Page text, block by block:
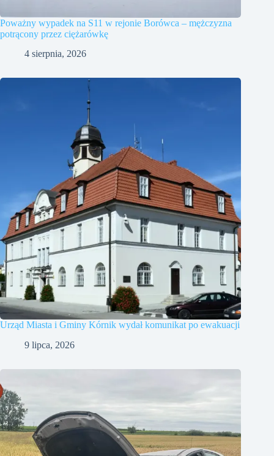
Poważny wypadek na S11 w rejonie Borówca – mężczyzna
potrącony przez ciężarówkę
4 sierpnia, 2026
Urząd Miasta i Gminy Kórnik wydał komunikat po ewakuacji
9 lipca, 2026